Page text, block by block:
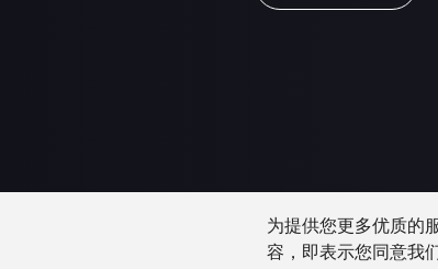
为提供您更多优质的
容，即表示您同意我